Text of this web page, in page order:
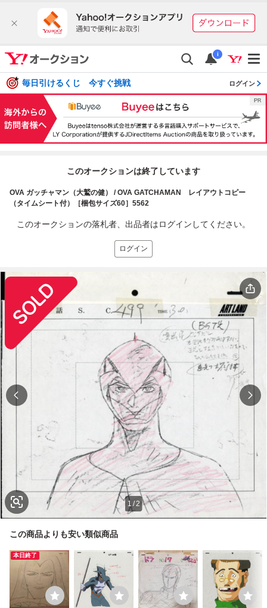
i
毎日引けるくじ 今すぐ挑戦 ログイン
このオークションは終了しています
OVA ガッチャマン（大鷲の健） / OVA GATCHAMAN レイアウトコピー
（タイムシート付）［梱包サイズ60］5562
このオークションの落札者、出品者はログインしてください。
ログイン
1 /2
この商品よりも安い類似商品
本日終了